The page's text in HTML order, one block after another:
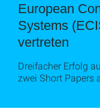
European
Systems
vertreten
Dreifacher Erfolg
zwei Short Papers